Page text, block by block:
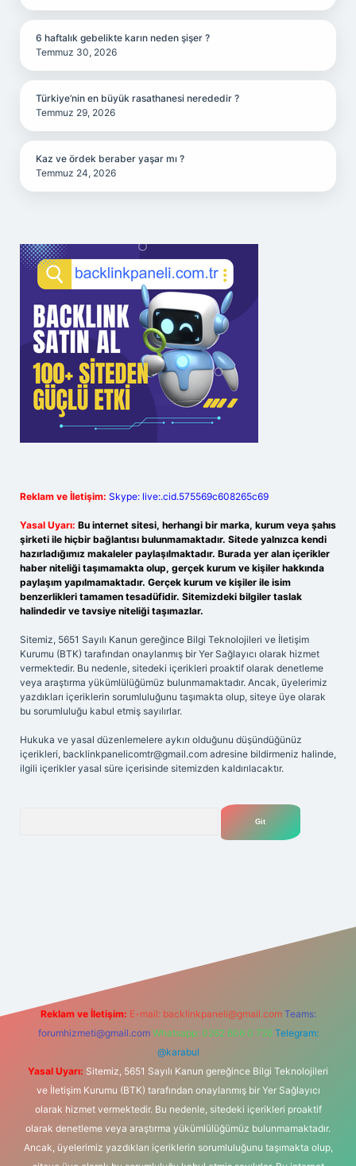
6 haftalık gebelikte karın neden şişer ?
Temmuz 30, 2026
Türkiye’nin en büyük rasathanesi nerededir ?
Temmuz 29, 2026
Kaz ve ördek beraber yaşar mı ?
Temmuz 24, 2026
Reklam ve İletişim: Skype: live:.cid.575569c608265c69
Yasal Uyarı: Bu internet sitesi, herhangi bir marka, kurum veya şahıs
şirketi ile hiçbir bağlantısı bulunmamaktadır. Sitede yalnızca kendi
hazırladığımız makaleler paylaşılmaktadır. Burada yer alan içerikler
haber niteliği taşımamakta olup, gerçek kurum ve kişiler hakkında
paylaşım yapılmamaktadır. Gerçek kurum ve kişiler ile isim
benzerlikleri tamamen tesadüfidir. Sitemizdeki bilgiler taslak
halindedir ve tavsiye niteliği taşımazlar.
Sitemiz, 5651 Sayılı Kanun gereğince Bilgi Teknolojileri ve İletişim
Kurumu (BTK) tarafından onaylanmış bir Yer Sağlayıcı olarak hizmet
vermektedir. Bu nedenle, sitedeki içerikleri proaktif olarak denetleme
veya araştırma yükümlülüğümüz bulunmamaktadır. Ancak, üyelerimiz
yazdıkları içeriklerin sorumluluğunu taşımakta olup, siteye üye olarak
bu sorumluluğu kabul etmiş sayılırlar.
Hukuka ve yasal düzenlemelere aykırı olduğunu düşündüğünüz
içerikleri, backlinkpanelicomtr@gmail.com adresine bildirmeniz halinde,
ilgili içerikler yasal süre içerisinde sitemizden kaldırılacaktır.
Reklam ve İletişim: E-mail: backlinkpaneli@gmail.com Teams:
forumhizmeti@gmail.com Whatsapp: 0262 606 0 726 Telegram:
@karabul
Yasal Uyarı: Sitemiz, 5651 Sayılı Kanun gereğince Bilgi Teknolojileri
ve İletişim Kurumu (BTK) tarafından onaylanmış bir Yer Sağlayıcı
olarak hizmet vermektedir. Bu nedenle, sitedeki içerikleri proaktif
olarak denetleme veya araştırma yükümlülüğümüz bulunmamaktadır.
Ancak, üyelerimiz yazdıkları içeriklerin sorumluluğunu taşımakta olup,